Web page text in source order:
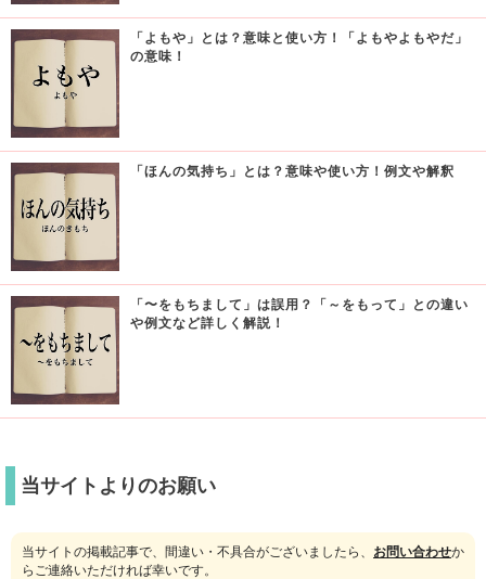
「よもや」とは？意味と使い方！「よもやよもやだ」
の意味！
「ほんの気持ち」とは？意味や使い方！例文や解釈
「〜をもちまして」は誤用？「～をもって」との違い
や例文など詳しく解説！
当サイトよりのお願い
当サイトの掲載記事で、間違い・不具合がございましたら、 お問い合わせか
らご連絡いただければ幸いです。